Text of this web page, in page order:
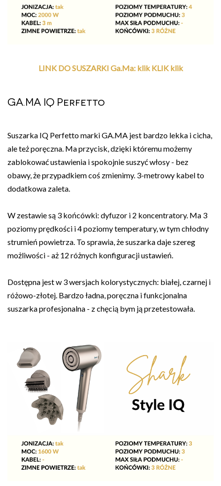
LINK DO SUSZARKI Ga.Ma: klik KLIK klik
GA.MA IQ Perfetto
Suszarka IQ Perfetto marki GA.MA jest bardzo lekka i cicha,
ale też poręczna. Ma przycisk, dzięki któremu możemy
zablokować ustawienia i spokojnie suszyć włosy - bez
obawy, że przypadkiem coś zmienimy. 3-metrowy kabel to
dodatkowa zaleta.
W zestawie są 3 końcówki: dyfuzor i 2 koncentratory. Ma 3
poziomy prędkości i 4 poziomy temperatury, w tym chłodny
strumień powietrza. To sprawia, że suszarka daje szereg
możliwości - aż 12 różnych konfiguracji ustawień.
Dostępna jest w 3 wersjach kolorystycznych: białej, czarnej i
różowo-złotej. Bardzo ładna, poręczna i funkcjonalna
suszarka profesjonalna - z chęcią bym ją przetestowała.